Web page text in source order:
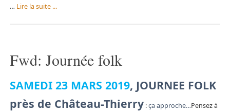
… Lire la suite ...
Fwd: Journée folk
SAMEDI 23 MARS 2019, JOURNEE FOLK
près de Château-Thierry :ça approche…Pensez à